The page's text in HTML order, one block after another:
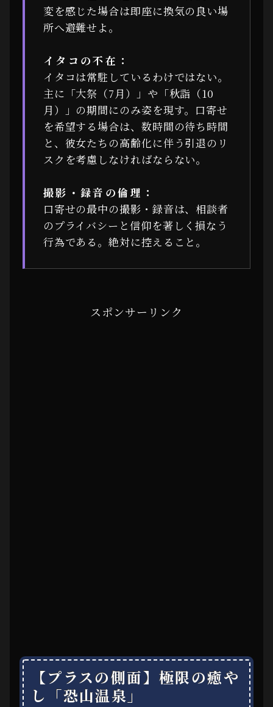
変を感じた場合は即座に換気の良い場
所へ避難せよ。
イタコの不在：
イタコは常駐しているわけではない。
主に「大祭（7月）」や「秋詣（10
月）」の期間にのみ姿を現す。口寄せ
を希望する場合は、数時間の待ち時間
と、彼女たちの高齢化に伴う引退のリ
スクを考慮しなければならない。
撮影・録音の倫理：
口寄せの最中の撮影・録音は、相談者
のプライバシーと信仰を著しく損なう
行為である。絶対に控えること。
スポンサーリンク
【プラスの側面】極限の癒や
し「恐山温泉」